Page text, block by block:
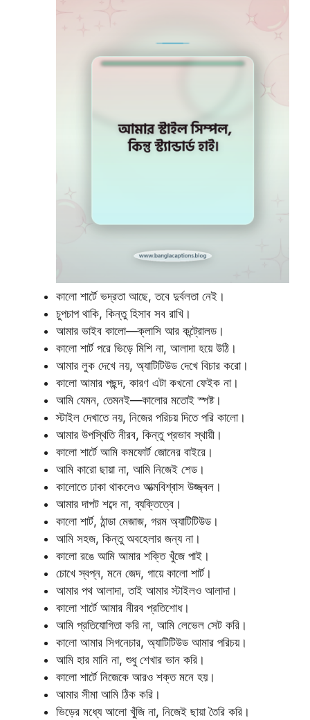
কালো শার্টে ভদ্রতা আছে, তবে দুর্বলতা নেই।
চুপচাপ থাকি, কিন্তু হিসাব সব রাখি।
আমার ভাইব কালো—ক্লাসি আর কন্ট্রোলড।
কালো শার্ট পরে ভিড়ে মিশি না, আলাদা হয়ে উঠি।
আমার লুক দেখে নয়, অ্যাটিটিউড দেখে বিচার করো।
কালো আমার পছন্দ, কারণ এটা কখনো ফেইক না।
আমি যেমন, তেমনই—কালোর মতোই স্পষ্ট।
স্টাইল দেখাতে নয়, নিজের পরিচয় দিতে পরি কালো।
আমার উপস্থিতি নীরব, কিন্তু প্রভাব স্থায়ী।
কালো শার্টে আমি কমফোর্ট জোনের বাইরে।
আমি কারো ছায়া না, আমি নিজেই শেড।
কালোতে ঢাকা থাকলেও আত্মবিশ্বাস উজ্জ্বল।
আমার দাপট শব্দে না, ব্যক্তিত্বে।
কালো শার্ট, ঠান্ডা মেজাজ, গরম অ্যাটিটিউড।
আমি সহজ, কিন্তু অবহেলার জন্য না।
কালো রঙে আমি আমার শক্তি খুঁজে পাই।
চোখে স্বপ্ন, মনে জেদ, গায়ে কালো শার্ট।
আমার পথ আলাদা, তাই আমার স্টাইলও আলাদা।
কালো শার্টে আমার নীরব প্রতিশোধ।
আমি প্রতিযোগিতা করি না, আমি লেভেল সেট করি।
কালো আমার সিগনেচার, অ্যাটিটিউড আমার পরিচয়।
আমি হার মানি না, শুধু শেখার ভান করি।
কালো শার্টে নিজেকে আরও শক্ত মনে হয়।
আমার সীমা আমি ঠিক করি।
ভিড়ের মধ্যে আলো খুঁজি না, নিজেই ছায়া তৈরি করি।